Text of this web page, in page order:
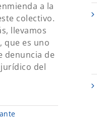
a la
colectivo.
llevamos
que es uno
denuncia de
del